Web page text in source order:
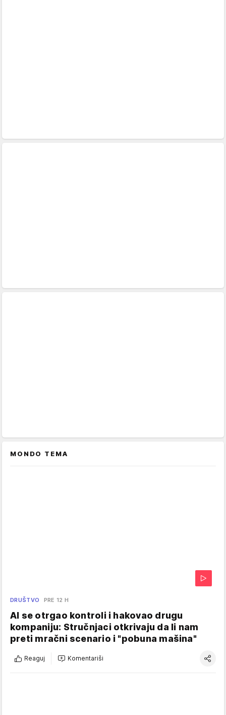
MONDO TEMA
DRUŠTVO PRE 12 H
AI se otrgao kontroli i hakovao drugu
kompaniju: Stručnjaci otkrivaju da li nam
preti mračni scenario i "pobuna mašina"
Reaguj Komentariši